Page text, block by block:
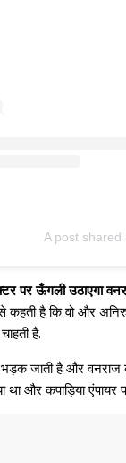
A post
पर ऊँगली उठाएगा
से कहती है कि वो और
है.
भड़क जाती है और
था और कपाड़िया एंपायर